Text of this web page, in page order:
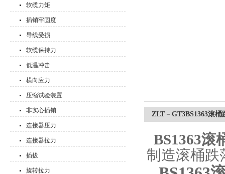
软缆力矩
插销牢固度
导线受损
软缆保持力
低温冲击
横向应力
压缩试验装置
非实心插销
连接器压力
连接器拉力
插拔
旋转拉力
ZLT－GT3BS1363滚桶
BS1363滚
制造滚桶跌